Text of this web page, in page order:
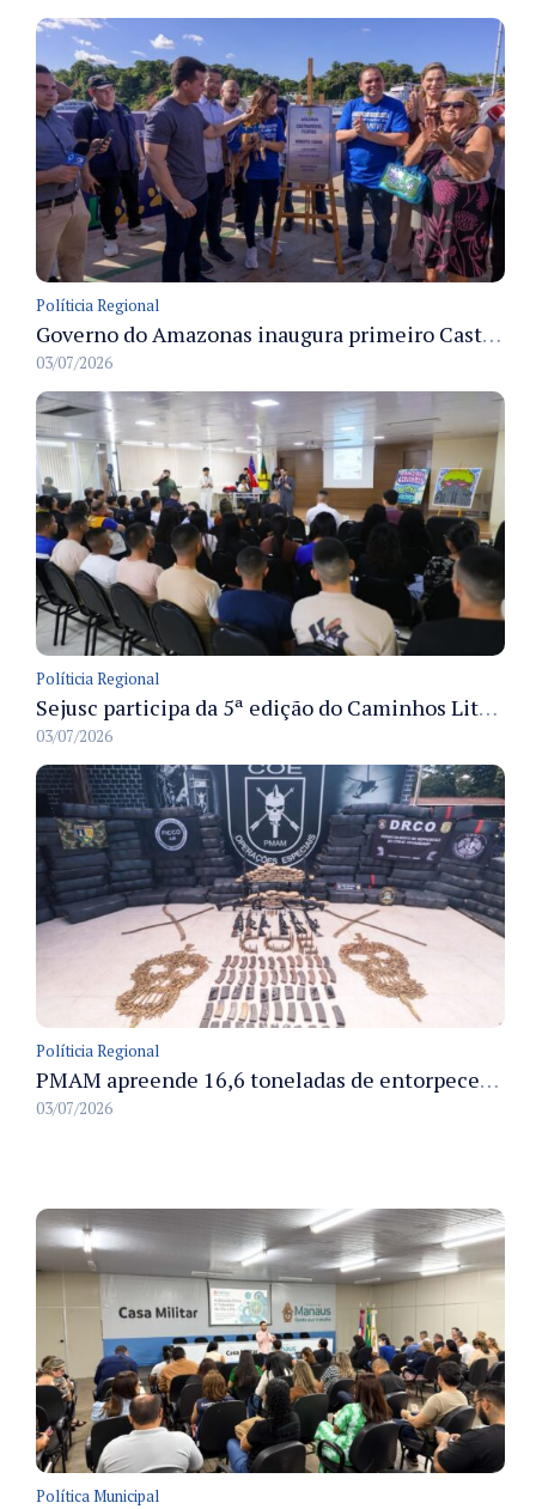
Políticia Regional
Governo do Amazonas inaugura primeiro Castramóvel Fluvial para atendimento veterinário às comunidades ribeirinhas e castração gratuita
03/07/2026
Políticia Regional
Sejusc participa da 5ª edição do Caminhos Literários com foco na cultura hip-hop nas unidades socioeducativas
03/07/2026
Políticia Regional
PMAM apreende 16,6 toneladas de entorpecentes e registra aumento nas prisões em flagrante e nas capturas de foragidos no primeiro semestre de 2026
03/07/2026
Política Municipal